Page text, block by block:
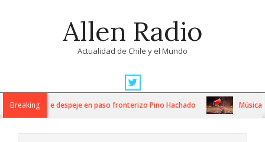
Allen Radio
Actualidad de Chile y el Mundo
Navigation
MenuBreaking
trabajos de despeje en paso fronterizo Pino Hachado Música: